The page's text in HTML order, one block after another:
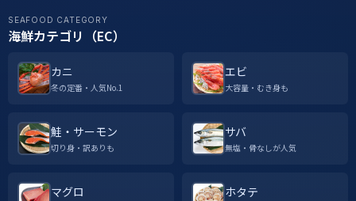
SEAFOOD CATEGORY
海鮮カテゴリ（EC）
カニ
冬の定番・人気No.1
エビ
大容量・むき身も
鮭・サーモン
切り身・訳ありも
サバ
無塩・骨なしが人気
マグロ ホタテ